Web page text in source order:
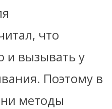
что
и вызывать у
Поэтому в
методы